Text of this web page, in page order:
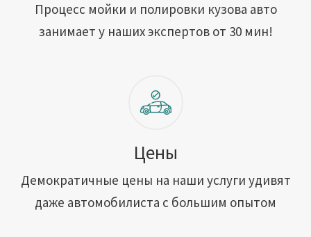
Процесс мойки и полировки кузова авто
занимает у наших экспертов от 30 мин!
Цены
Демократичные цены на наши услуги удивят
даже автомобилиста с большим опытом